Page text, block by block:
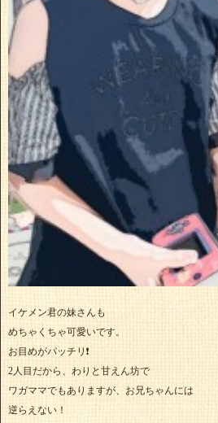
イケメン君の妹さんも
めちゃくちゃ可愛いです。
お目めがパッチリ❗
2人目だから、わりと甘えん坊で
ワガママでもありますが、お兄ちゃんには
逆らえない！